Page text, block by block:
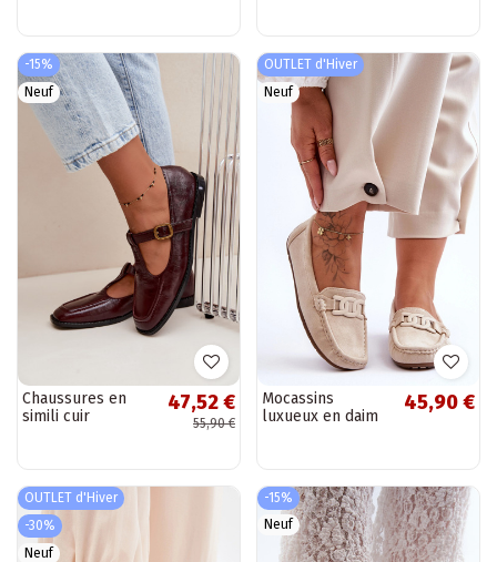
-15%
Neuf
Chaussures en
simili cuir
47,52 €
55,90 €
OUTLET d'Hiver
Neuf
Mocassins
luxueux en daim
Rabell
45,90 €
OUTLET d'Hiver
-30%
Neuf
-15%
Neuf